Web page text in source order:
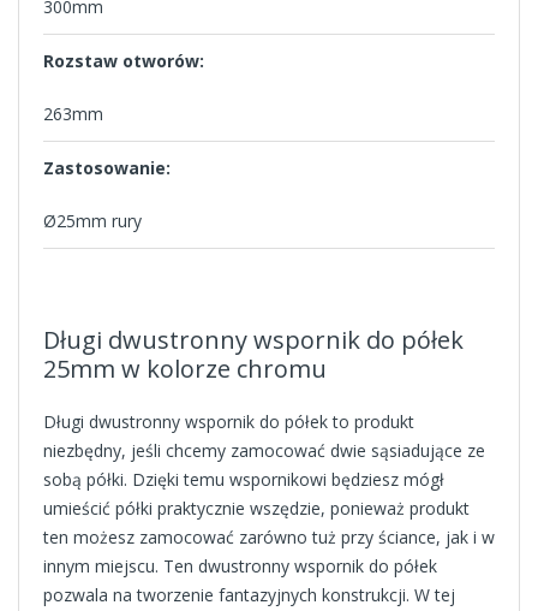
300mm
Rozstaw otworów:
263mm
Zastosowanie:
Ø25mm rury
Długi dwustronny wspornik do półek
25mm w kolorze chromu
Długi dwustronny wspornik do półek to produkt
niezbędny, jeśli chcemy zamocować dwie sąsiadujące ze
sobą półki. Dzięki temu wspornikowi będziesz mógł
umieścić półki praktycznie wszędzie, ponieważ produkt
ten możesz zamocować zarówno tuż przy ściance, jak i w
innym miejscu. Ten dwustronny wspornik do półek
pozwala na tworzenie fantazyjnych konstrukcji. W tej